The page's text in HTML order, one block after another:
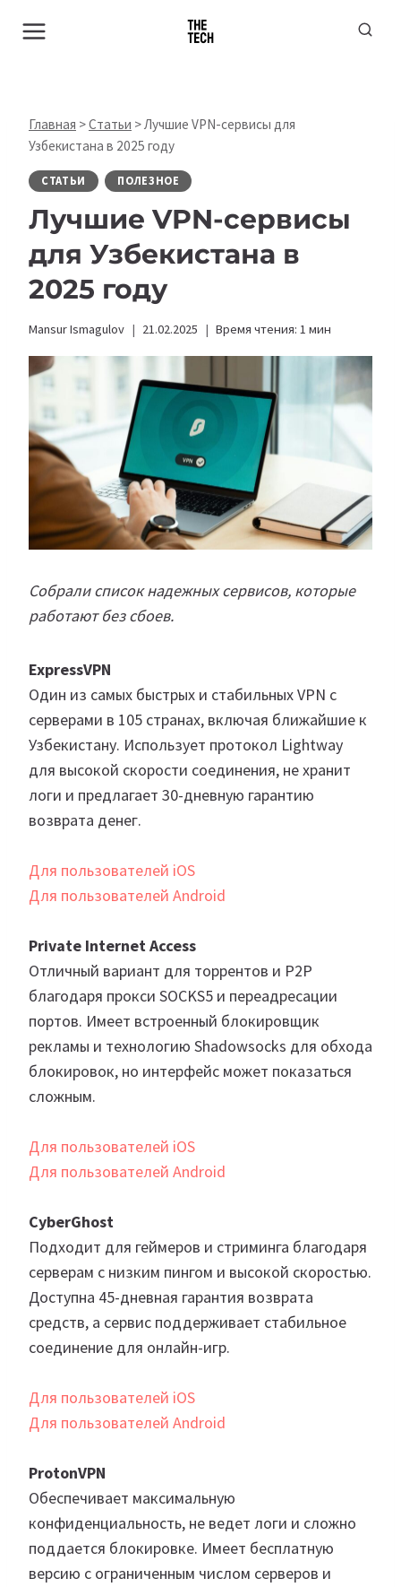
Главная >Статьи >Лучшие VPN-сервисы для
Узбекистана в 2025 году
СТАТЬИ ПОЛЕЗНОЕ
Лучшие VPN-сервисы
для Узбекистана в
2025 году
Mansur Ismagulov 21.02.2025 Время чтения: 1 мин
Собрали список надежных сервисов, которые
работают без сбоев.
ExpressVPN
Один из самых быстрых и стабильных VPN с
серверами в 105 странах, включая ближайшие к
Узбекистану. Использует протокол Lightway
для высокой скорости соединения, не хранит
логи и предлагает 30-дневную гарантию
возврата денег.
Для пользователей iOS
Для пользователей Android
Private Internet Access
Отличный вариант для торрентов и P2P
благодаря прокси SOCKS5 и переадресации
портов. Имеет встроенный блокировщик
рекламы и технологию Shadowsocks для обхода
блокировок, но интерфейс может показаться
сложным.
Для пользователей iOS
Для пользователей Android
CyberGhost
Подходит для геймеров и стриминга благодаря
серверам с низким пингом и высокой скоростью.
Доступна 45-дневная гарантия возврата
средств, а сервис поддерживает стабильное
соединение для онлайн-игр.
Для пользователей iOS
Для пользователей Android
ProtonVPN
Обеспечивает максимальную
конфиденциальность, не ведет логи и сложно
поддается блокировке. Имеет бесплатную
версию с ограниченным числом серверов и